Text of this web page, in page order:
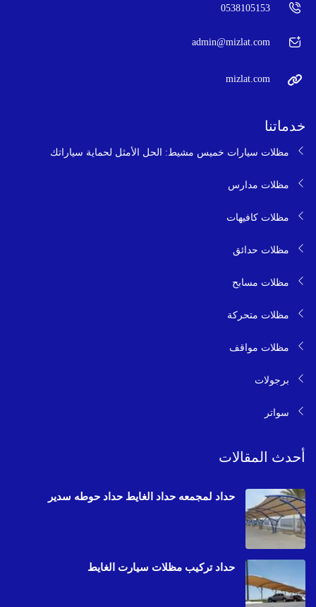
0538105153
admin@mizlat.com
mizlat.com
خدماتنا
مظلات سيارات خميس مشيط: الحل الأمثل لحماية سياراتك
مظلات مدارس
مظلات كافيهات
مظلات حدائق
مظلات مسابح
مظلات متحركة
مظلات مواقف
برجولات
سواتر
أحدث المقالات
حداد لمجمعه حداد الغايط حداد حوطه سدير
حداد تركيب مظلات سيارت الغايط